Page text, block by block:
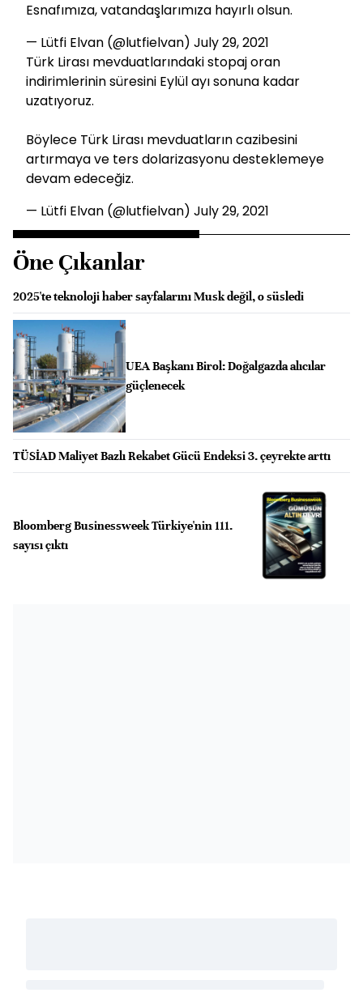
Esnafımıza, vatandaşlarımıza hayırlı olsun.
— Lütfi Elvan (@lutfielvan) July 29, 2021
Türk Lirası mevduatlarındaki stopaj oran
indirimlerinin süresini Eylül ayı sonuna kadar
uzatıyoruz.
Böylece Türk Lirası mevduatların cazibesini
artırmaya ve ters dolarizasyonu desteklemeye
devam edeceğiz.
— Lütfi Elvan (@lutfielvan) July 29, 2021
Öne Çıkanlar
2025'te teknoloji haber sayfalarını Musk değil, o süsledi
UEA Başkanı Birol: Doğalgazda alıcılar
güçlenecek
TÜSİAD Maliyet Bazlı Rekabet Gücü Endeksi 3. çeyrekte arttı
Bloomberg Businessweek Türkiye'nin 111.
sayısı çıktı